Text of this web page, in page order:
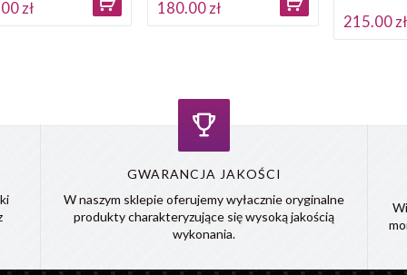
zł 180.00 zł
215.00 zł
GWARANCJA JAKOŚCI
W naszym sklepie oferujemy wyłacznie oryginalne
produkty charakteryzujące się wysoką jakością
wykonania.